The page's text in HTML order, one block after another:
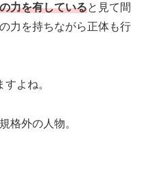
力を有していると見て間
力を持ちながら正体も行
よね。
格外の人物。